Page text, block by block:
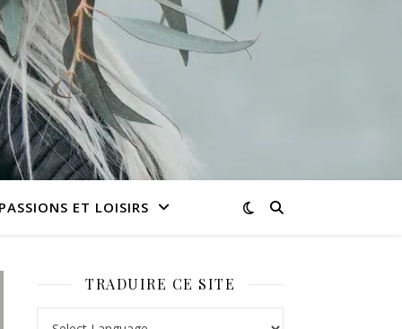
PASSIONS ET LOISIRS
TRADUIRE CE SITE